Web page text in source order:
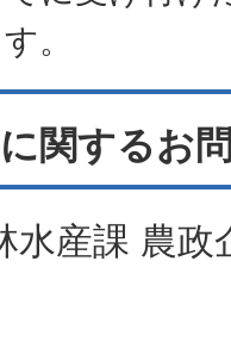
。
関するお
水産課 農政